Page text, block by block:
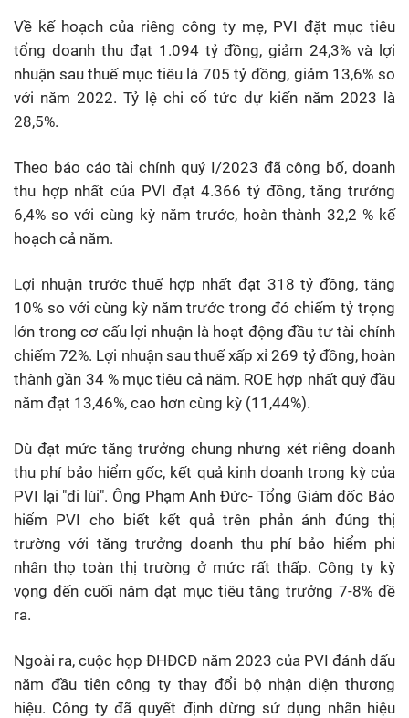
Về kế hoạch của riêng công ty mẹ, PVI đặt mục tiêu
tổng doanh thu đạt 1.094 tỷ đồng, giảm 24,3% và lợi
nhuận sau thuế mục tiêu là 705 tỷ đồng, giảm 13,6% so
với năm 2022. Tỷ lệ chi cổ tức dự kiến năm 2023 là
28,5%.
Theo báo cáo tài chính quý I/2023 đã công bố, doanh
thu hợp nhất của PVI đạt 4.366 tỷ đồng, tăng trưởng
6,4% so với cùng kỳ năm trước, hoàn thành 32,2 % kế
hoạch cả năm.
Lợi nhuận trước thuế hợp nhất đạt 318 tỷ đồng, tăng
10% so với cùng kỳ năm trước trong đó chiếm tỷ trọng
lớn trong cơ cấu lợi nhuận là hoạt động đầu tư tài chính
chiếm 72%. Lợi nhuận sau thuế xấp xỉ 269 tỷ đồng, hoàn
thành gần 34 % mục tiêu cả năm. ROE hợp nhất quý đầu
năm đạt 13,46%, cao hơn cùng kỳ (11,44%).
Dù đạt mức tăng trưởng chung nhưng xét riêng doanh
thu phí bảo hiểm gốc, kết quả kinh doanh trong kỳ của
PVI lại "đi lùi". Ông Phạm Anh Đức- Tổng Giám đốc Bảo
hiểm PVI cho biết kết quả trên phản ánh đúng thị
trường với tăng trưởng doanh thu phí bảo hiểm phi
nhân thọ toàn thị trường ở mức rất thấp. Công ty kỳ
vọng đến cuối năm đạt mục tiêu tăng trưởng 7-8% đề
ra.
Ngoài ra, cuộc họp ĐHĐCĐ năm 2023 của PVI đánh dấu
năm đầu tiên công ty thay đổi bộ nhận diện thương
hiệu. Công ty đã quyết định dừng sử dụng nhãn hiệu